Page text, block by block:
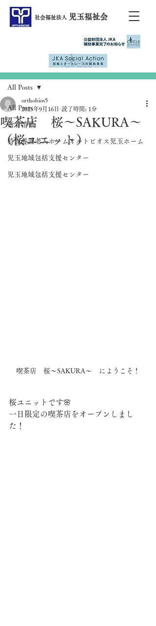
社会福祉法人 児玉福祉会
All Posts
新着情報
特別養護老人ホームオルトビオス児玉ホーム
児玉地域包括支援センター
児玉地域包括支援センター
All Posts
喫茶店 桜～SAKURA～
（桜ユニット）
orthobios5
2025年9月16日 読了時間: 1分
喫茶店　桜～SAKURA～　にようこそ！
桜ユニットです🌸
一日限定の喫茶店をオープンしまし
た！